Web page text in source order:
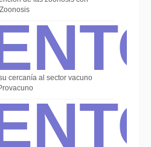
cercanía al sector vacuno